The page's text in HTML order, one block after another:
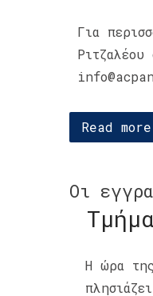
Για
Read
Οι
Η ώρα